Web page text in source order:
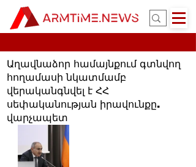
Աղավնաձոր համայնքում գտնվող
հողամասի նկատմամբ
վերականգնվել է ՀՀ
սեփականության իրավունքը.
վարչապետ